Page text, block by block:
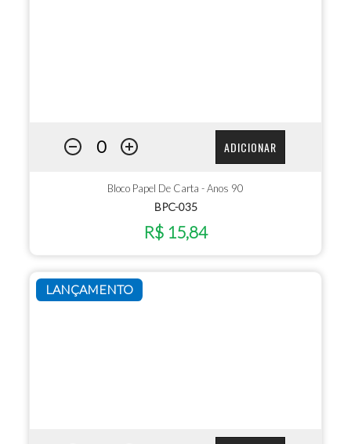
ADICIONAR
Bloco Papel De Carta - Anos 90
BPC-035
R$ 15,84
LANÇAMENTO